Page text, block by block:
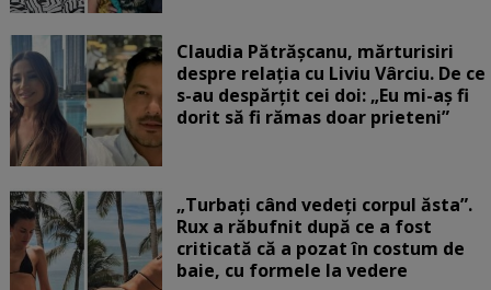
Claudia Pătrășcanu, mărturisiri
despre relația cu Liviu Vârciu. De ce
s-au despărțit cei doi: „Eu mi-aș fi
dorit să fi rămas doar prieteni”
„Turbați când vedeți corpul ăsta”.
Rux a răbufnit după ce a fost
criticată că a pozat în costum de
baie, cu formele la vedere